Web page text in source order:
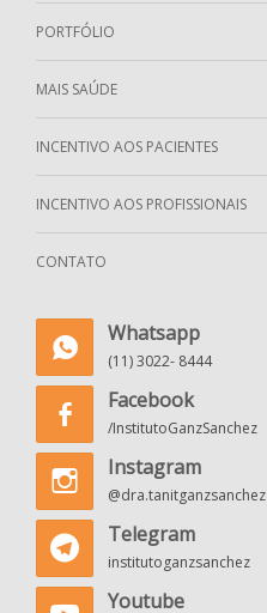
PORTFÓLIO
MAIS SAÚDE
INCENTIVO AOS PACIENTES
INCENTIVO AOS PROFISSIONAIS
CONTATO
Whatsapp
(11) 3022- 8444
Facebook
/InstitutoGanzSanchez
Instagram
@dra.tanitganzsanchez
Telegram
institutoganzsanchez
Youtube